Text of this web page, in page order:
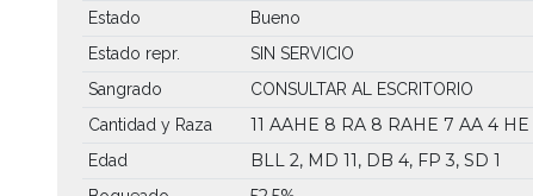
Estado
Bueno
Estado repr.
SIN SERVICIO
Sangrado
CONSULTAR AL ESCRITORIO
Cantidad y Raza
11 AAHE 8 RA 8 RAHE 7 AA 4 HE
Edad BLL 2, MD 11, DB 4, FP 3, SD 1